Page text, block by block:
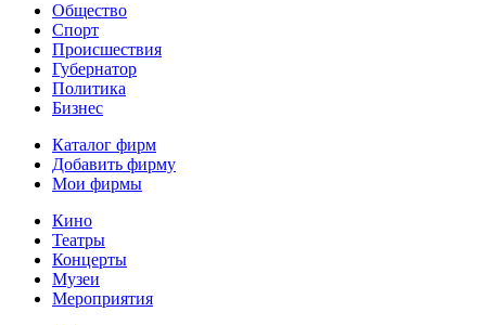
Общество
Спорт
Происшествия
Губернатор
Политика
Бизнес
Каталог фирм
Добавить фирму
Мои фирмы
Кино
Театры
Концерты
Музеи
Мероприятия